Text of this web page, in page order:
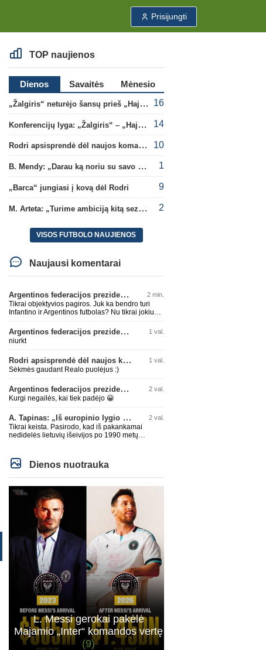
Prisijungti
Transferai
Oficialu: „Leeds“ už rekordinę
klubui sumą įsigijo Anglijos
rinktinės vartininką
(1)
Rodri apsisprendė dėl
komandos
TOP naujienos
Dienos Savaitės
Mėnesio
„Žalgiris“ neturėjo šansų prieš „Hajduk“
16
Konferencijų lyga: „Žalgiris“ – „Hajduk“ (rungtynės tiesiogiai) 14
Rodri apsisprendė dėl naujos komandos 10
B. Mendy: „Darau ką noriu su savo pasaulio čempionato titulu“ 1
„Barca“ jungiasi į kovą dėl Rodri 9
M. Arteta: „Turime ambiciją kitą sezoną kovoti dėl visų titulų“ 2
VISOS FUTBOLO NAUJIENOS
Naujausi komentarai
Argentinos federacijos prezidentas C. Tapia negailėjo pagyrų G. Infantino 2 min.
Tikrai objektyvios pagiros. Juk ka bendro turi
Infantino ir Argentinos futbolas? Nu tikrai jokiu
Argentinos federacijos prezidentas C. Tapia negailėjo pagyrų G. Infantino 1 val.
niurkt
Rodri apsisprendė dėl naujos komandos 1 val.
Sėkmės gaudant Realo puolėjus :)
Argentinos federacijos prezidentas C. Tapia negailėjo pagyrų G. Infantino 2 val.
Kurgi negailės, kai tiek padėjo 😀
A. Tapinas: „Iš europinio lygio komandos gavom gerų pamokų“ 2 val.
Tikrai keista. Pasirodo, kad iš pakankamai
nedidelės lietuvių išeivijos po 1990 metų
abejomis kojomis, mokantis visokiausių ’fintų’,
stiprus fiziškai, kurio nepastumsi kaip Golubicko,
t. y. gerai išsilaikantis ant kojų kovoje, dar ir
antrame aukšte neblogai atrodantis, greitai
priimantis dažniausiai teisingus sprendimus, ir
dar turintis neblogą greitį. O Lietuvoje net tokie
talentai ’uždera’ gal kartą per dešimtmetį ar du.
Bet iš 1-2 aukštesnio lygio žaidėjų rimtos
rinktinės nesulipdysi...
Dienos nuotrauka
L. Messi gerokai pakėlė
Majamio „Inter“ komandos vertę
(9)